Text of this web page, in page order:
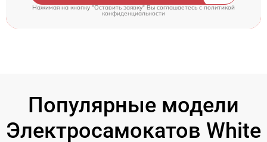
Нажимая на кнопку "Оставить заявку" Вы соглашаетесь cполитикой
конфиденциальности
Популярные модели
Электросамокатов White